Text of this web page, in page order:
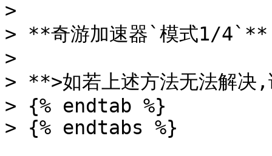
>
> **奇游加速器`模式1/4`**
>
> **>如若上述方法无法解决
> {% endtab %}